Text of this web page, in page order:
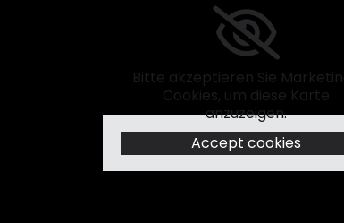
Bitte akzeptieren Sie
Cookies, um diese Karte
anzuzeigen.
Accept cookies